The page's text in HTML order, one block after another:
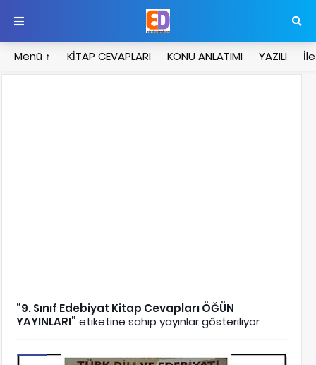
Menü ↑ KİTAP CEVAPLARI KONU ANLATIMI YAZILI
9. Sınıf Edebiyat Kitap Cevapları ÖĞÜN
YAYINLARI etiketine sahip yayınlar gösteriliyor